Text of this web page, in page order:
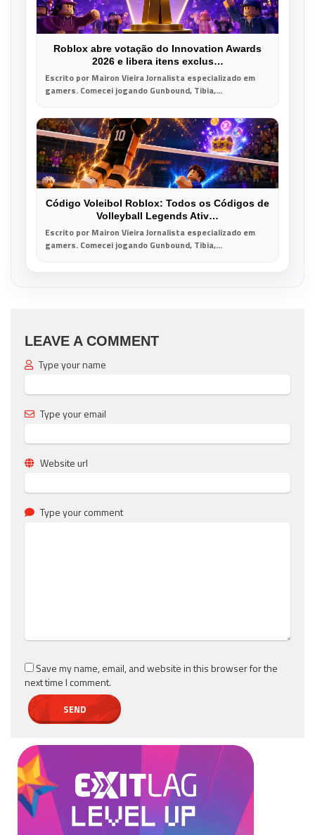
Roblox abre votação do Innovation Awards
2026 e libera itens exclus…
Escrito por Mairon Vieira Jornalista especializado em
gamers. Comecei jogando Gunbound, Tibia,...
Código Voleibol Roblox: Todos os Códigos de
Volleyball Legends Ativ…
Escrito por Mairon Vieira Jornalista especializado em
gamers. Comecei jogando Gunbound, Tibia,...
LEAVE A COMMENT
Type your name
Type your email
Website url
Type your comment
Save my name, email, and website in this browser for the
next time I comment.